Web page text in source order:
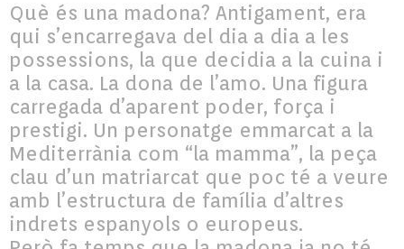
Què és una madona? Antigament, era
qui s’encarregava del dia a dia a les
possessions, la que decidia a la cuina i
a la casa. La dona de l’amo. Una figura
carregada d’aparent poder, força i
prestigi. Un personatge emmarcat a la
Mediterrània com “la mamma”, la peça
clau d’un matriarcat que poc té a veure
amb l’estructura de família d’altres
indrets espanyols o europeus.